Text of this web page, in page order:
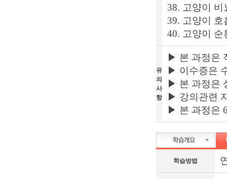
38. 고양이
39. 고양이
40. 고양이 순
유
의
사
항
▶ 본 과정은
▶ 이수증은
▶ 본 과정은
▶ 강의관련
▶ 본 과정은
학습방법